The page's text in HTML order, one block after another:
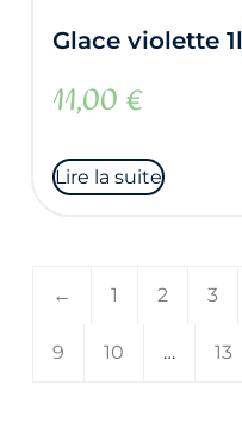
Glace violette 1l
11,00 €
Lire la suite
← 1 2 3
9 10 … 13